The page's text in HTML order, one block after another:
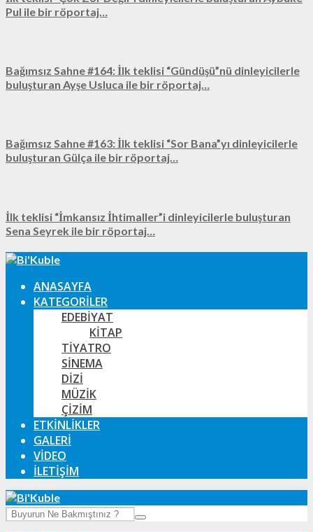
Pul ile bir röportaj…
Bağımsız Sahne #164: İlk teklisi “Gündüşü”nü dinleyicilerle
buluşturan Ayşe Usluca ile bir röportaj…
Bağımsız Sahne #163: İlk teklisi “Sor Bana”yı dinleyicilerle
buluşturan Gülça ile bir röportaj…
İlk teklisi “İmkansız İhtimaller”i dinleyicilerle buluşturan
Sena Seyrek ile bir röportaj…
ANASAYFA
KATEGORILER
EDEBIYAT
KITAP
TIYATRO
SINEMA
DIZI
MÜZIK
ÇIZIM
ETKINLIKLER
GALERI
VIDEO
İLETIŞIM